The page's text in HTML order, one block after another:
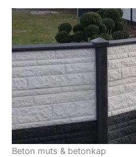
Beton muts & betonkap